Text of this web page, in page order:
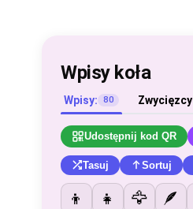
Wpisy koła
Wpisy: 80 Zwycięzcy
Udostępnij kod QR
Tasuj Sortuj
👦 👧 🦅 🪶